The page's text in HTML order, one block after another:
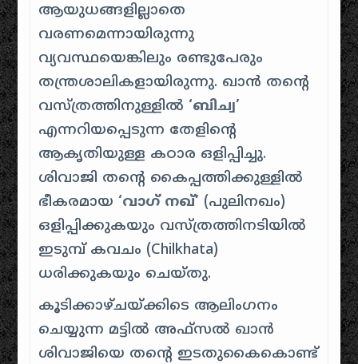
ആയുധങ്ങളില്ലാതെ
വരണമെന്നായിരുന്നു
വ്യവസ്ഥയെങ്കിലും രണ്ടുപേരും
തന്ത്രശാലികളായിരുന്നു. ഖാൻ തന്റെ
വസ്ത്രത്തിനുള്ളിൽ‘ബിച്വ’
എന്നറിയപ്പെടുന്ന തേളിന്റെ
ആകൃതിയുള്ള കഠാര ഒളിപ്പിച്ചു.
ശിവാജി തന്റെ കൈപ്പത്തിക്കുള്ളിൽ
ഭീകരമായ‘വാഗ് നഖ്’ (പുലിനഖം)
ഒളിപ്പിക്കുകയും വസ്ത്രത്തിനടിയിൽ
ഇടുമ്പ് കവചം (Chilkhata)
ധരിക്കുകയും ചെയ്തു.
കൂടിക്കാഴ്ചയ്ക്കിടെ ആലിംഗനം
ചെയ്യുന്ന മട്ടിൽ അഫ്സൽ ഖാൻ
ശിവാജിയെ തന്റെ ഇടതുകൈകൊണ്ട്